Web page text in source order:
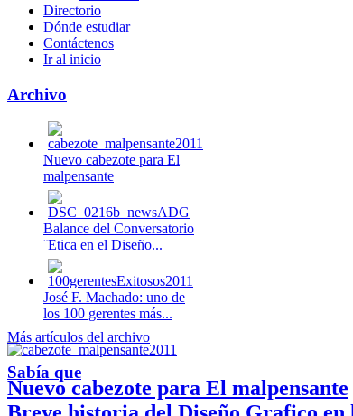
Directorio
Dónde estudiar
Contáctenos
Ir al inicio
Archivo
Nuevo cabezote para El
malpensante
Balance del Conversatorio
¨Etica en el Diseño...
José F. Machado: uno de
los 100 gerentes más...
Nuevo cabezote para El malpensante
Más artículos del archivo
Sabía que